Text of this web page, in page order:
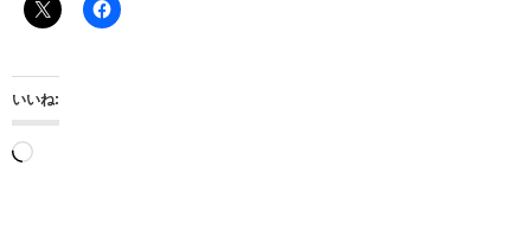
いいね:
読